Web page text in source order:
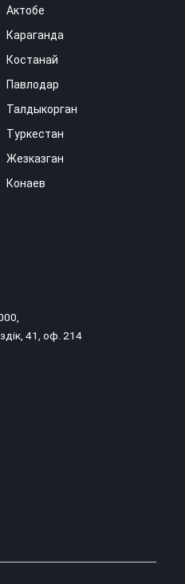
Актобе
Караганда
Костанай
Павлодар
Талдыкорган
Туркестан
Жезказган
Конаев
41, оф. 214